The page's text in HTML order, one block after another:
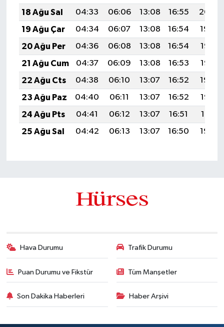
18 Ağu Sal
04:33 06:06 13:08 16:55
20:00
19 Ağu Çar
04:34 06:07 13:08 16:54
19:59
20 Ağu Per
04:36 06:08 13:08 16:54
19:57
21 Ağu Cum
04:37 06:09 13:08 16:53
19:56
22 Ağu Cts
04:38 06:10 13:07 16:52
19:54
23 Ağu Paz
04:40 06:11 13:07 16:52
19:53
24 Ağu Pts
04:41 06:12 13:07 16:51
19:51
25 Ağu Sal
04:42 06:13 13:07 16:50 19:50
Hava Durumu Trafik Durumu
Puan Durumu ve Fikstür Tüm Manşetler
Son Dakika Haberleri Haber Arşivi